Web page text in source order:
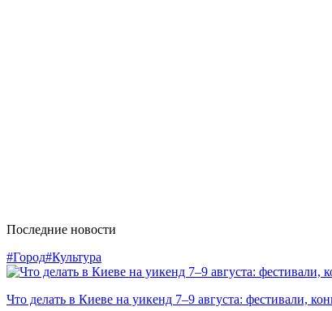
Последние новости
#Город#Культура
Что делать в Киеве на уикенд 7–9 августа: фестивали,